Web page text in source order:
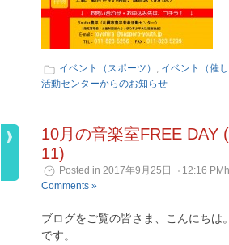
イベント（スポーツ） , イベント（催し
活動センターからのお知らせ
10月の音楽室FREE DAY
11)
Posted in 2017年9月25日 ¬ 12:16
Comments »
ブログをご覧の皆さま、こんにちは
です。